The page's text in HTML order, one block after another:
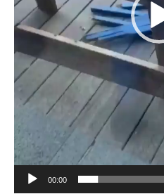
r
d
í
e
o
00:00